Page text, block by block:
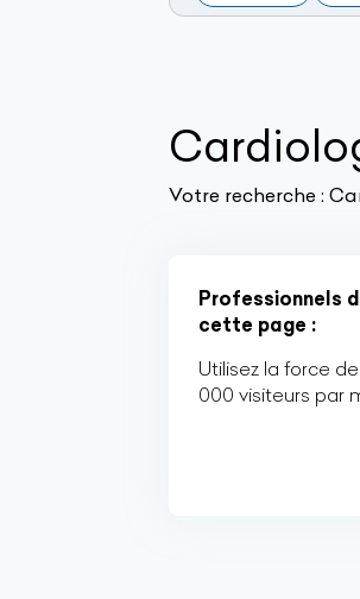
Votre recherche :
Professionnels
cette page :
Utilisez la force
000 visiteurs par